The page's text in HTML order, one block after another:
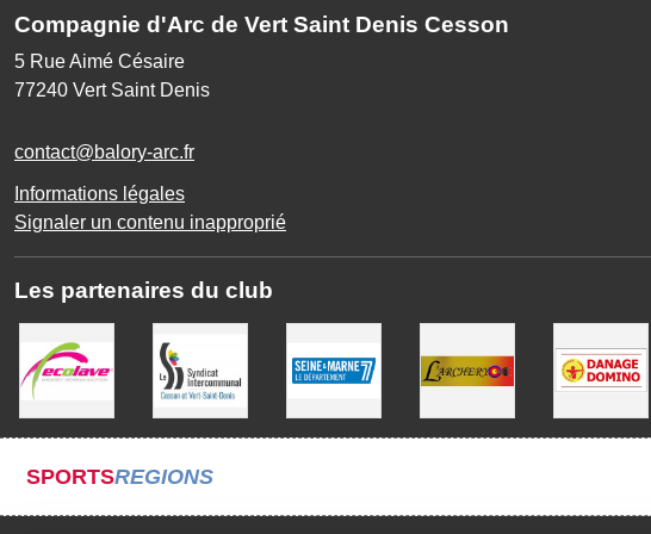
Compagnie d'Arc de Vert Saint Denis Cesson
5 Rue Aimé Césaire
77240 Vert Saint Denis
contact@balory-arc.fr
Informations légales
Signaler un contenu inapproprié
Les partenaires du club
SPORTSREGIONS